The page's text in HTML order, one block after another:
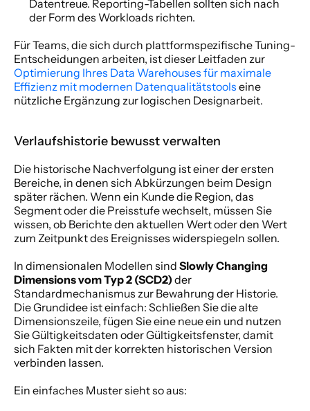
Datentreue. Reporting-Tabellen sollten sich nach
der Form des Workloads richten.
Für Teams, die sich durch plattformspezifische Tuning-
Optimierung Ihres Data Warehouses für maximale
Effizienz mit modernen Datenqualitätstools eine
nützliche Ergänzung zur logischen Designarbeit.
Verlaufshistorie bewusst verwalten
Die historische Nachverfolgung ist einer der ersten
Bereiche, in denen sich Abkürzungen beim Design
später rächen. Wenn ein Kunde die Region, das
Segment oder die Preisstufe wechselt, müssen Sie
wissen, ob Berichte den aktuellen Wert oder den Wert
zum Zeitpunkt des Ereignisses widerspiegeln sollen.
In dimensionalen Modellen sind Slowly Changing
Dimensions vom Typ 2 (SCD2) der
Standardmechanismus zur Bewahrung der Historie.
Die Grundidee ist einfach: Schließen Sie die alte
Dimensionszeile, fügen Sie eine neue ein und nutzen
Sie Gültigkeitsdaten oder Gültigkeitsfenster, damit
sich Fakten mit der korrekten historischen Version
verbinden lassen.
Ein einfaches Muster sieht so aus: